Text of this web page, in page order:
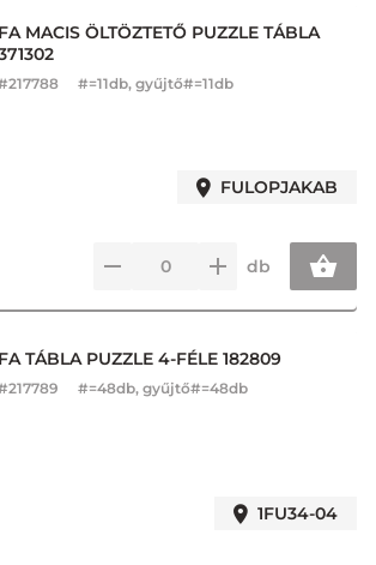
FA MACIS ÖLTÖZTETŐ PUZZLE TÁBLA
217788 #=11db, gyűjtő#=11db
FULOPJAKAB
db
FA TÁBLA PUZZLE 4-FÉLE 182809
217789 #=48db, gyűjtő#=48db
1FU34-04